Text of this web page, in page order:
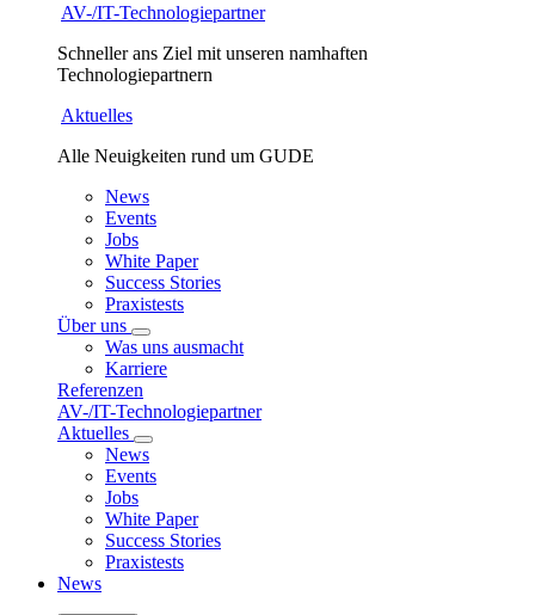
AV-/IT-Technologiepartner
Schneller ans Ziel mit unseren namhaften
Technologiepartnern
Aktuelles
Alle Neuigkeiten rund um GUDE
News
Events
Jobs
White Paper
Success Stories
Praxistests
Über uns
Was uns ausmacht
Karriere
Referenzen
AV-/IT-Technologiepartner
Aktuelles
News
Events
Jobs
White Paper
Success Stories
Praxistests
News